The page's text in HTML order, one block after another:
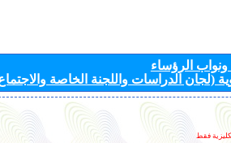
الرؤساء
(لجان الدراسات واللجنة الخاصة
فقط